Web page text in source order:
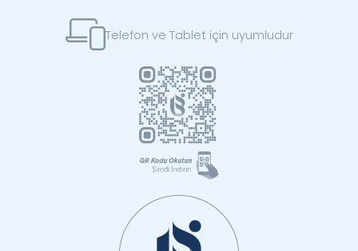
Telefon ve Tablet için uyumludur